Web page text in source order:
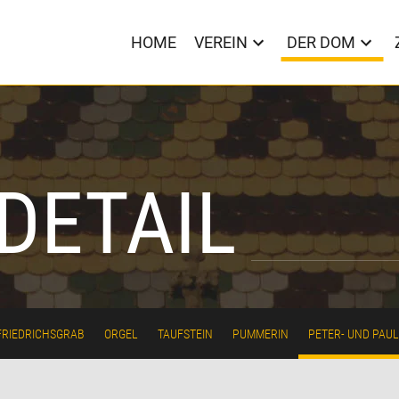
HOME VEREIN DER DOM
ORGEL TAUFSTEIN PUMMERIN PETER- UND